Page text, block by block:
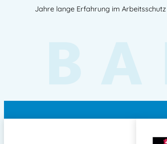
Jahre lange Erfahrung im